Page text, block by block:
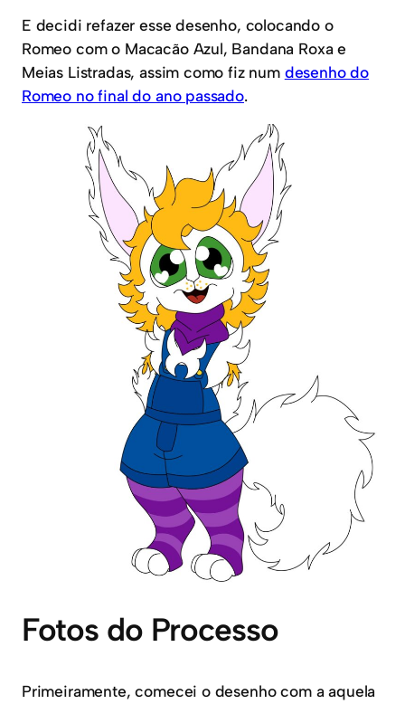
E decidi refazer esse desenho, colocando o
Romeo com o Macacão Azul, Bandana Roxa e
Meias Listradas, assim como fiz num desenho do
Romeo no final do ano passado.
Fotos do Processo
Primeiramente, comecei o desenho com a aquela